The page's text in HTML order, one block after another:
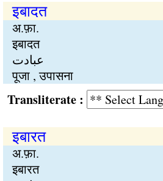
इबादत
अ.फ़ा.
इबादत
عبادت
पूजा , उपासना
:
इबारत
अ.फ़ा.
इबारत